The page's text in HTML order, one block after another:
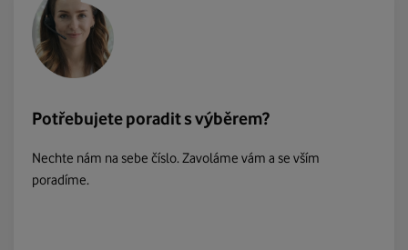
Potřebujete poradit s výběrem?
Nechte nám na sebe číslo. Zavoláme vám a se vším
poradíme.